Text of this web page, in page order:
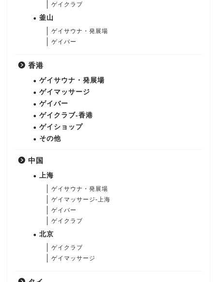
ゲイクラブ
釜山
ゲイサウナ・発展場
ゲイバー
香港
ゲイサウナ・発展場
ゲイマッサージ
ゲイバー
ゲイクラブ-香港
ゲイショップ
その他
中国
上海
ゲイサウナ・発展場
ゲイマッサージ-上海
ゲイバー
ゲイクラブ
北京
ゲイクラブ
ゲイマッサージ